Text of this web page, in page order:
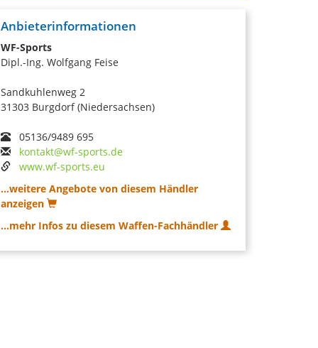
Anbieterinformationen
WF-Sports
Dipl.-Ing. Wolfgang Feise
Sandkuhlenweg 2
31303 Burgdorf (Niedersachsen)
05136/9489 695
kontakt@wf-sports.de
www.wf-sports.eu
...weitere Angebote von diesem Händler
anzeigen
...mehr Infos zu diesem Waffen-Fachhändler